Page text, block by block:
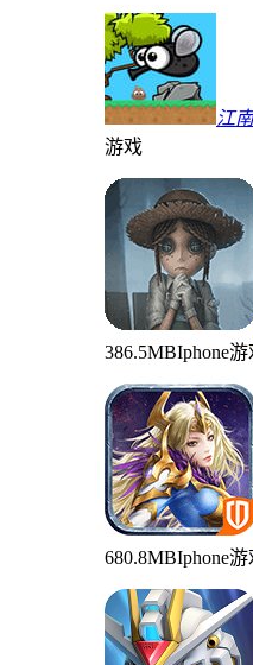
江
游戏
386.5MBIphone游
680.8MBIphone游